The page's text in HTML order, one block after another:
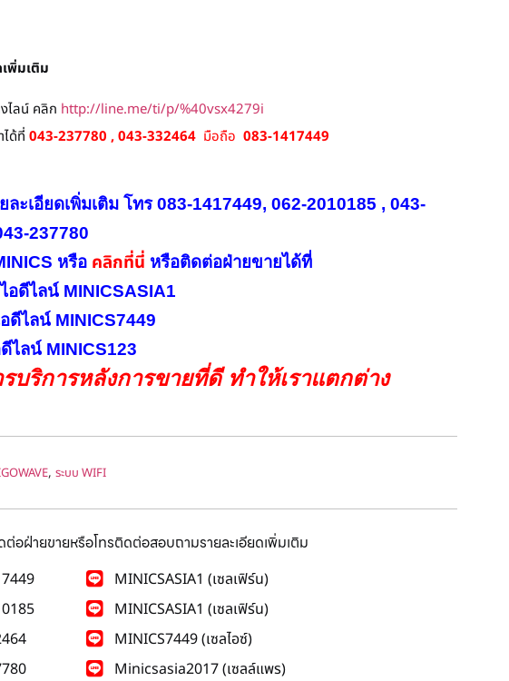
พิ่มเติม
ไลน์ คลิก http://line.me/ti/p/%40vsx4279i
ได้ที่ 043-237780 , 043-332464มือถือ 083-1417449
ละเอียดเพิ่มเติม โทร 083-1417449, 062-2010185 , 043-
237780
หรือ คลิกที่นี่ หรือติดต่อฝ่ายขายได้ที่
อดีไลน์ MINICSASIA1
ดีไลน์ MINICS7449
ไลน์ MINICS123
รบริการหลังการขายที่ดี ทำให้เราแตกต่าง
, ระบบ WIFI
ต่อฝ่ายขายหรือโทรติดต่อสอบถามรายละเอียดเพิ่มเติม
MINICSASIA1 (เซลเฟิร์น)
MINICSASIA1 (เซลเฟิร์น)
MINICS7449 (เซลไอซ์)
Minicsasia2017 (เซลล์แพร)